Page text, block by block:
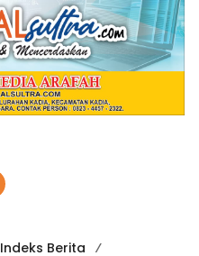
Indeks Berita